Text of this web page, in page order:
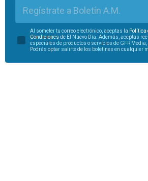
Regístrate a Boletín A.M.
Al someter tu correo electrónico, aceptas la Política
Condiciones de El Nuevo Día. Además, aceptas
especiales de productos o servicios de GFR
Podrás optar salirte de los boletines en cualquier